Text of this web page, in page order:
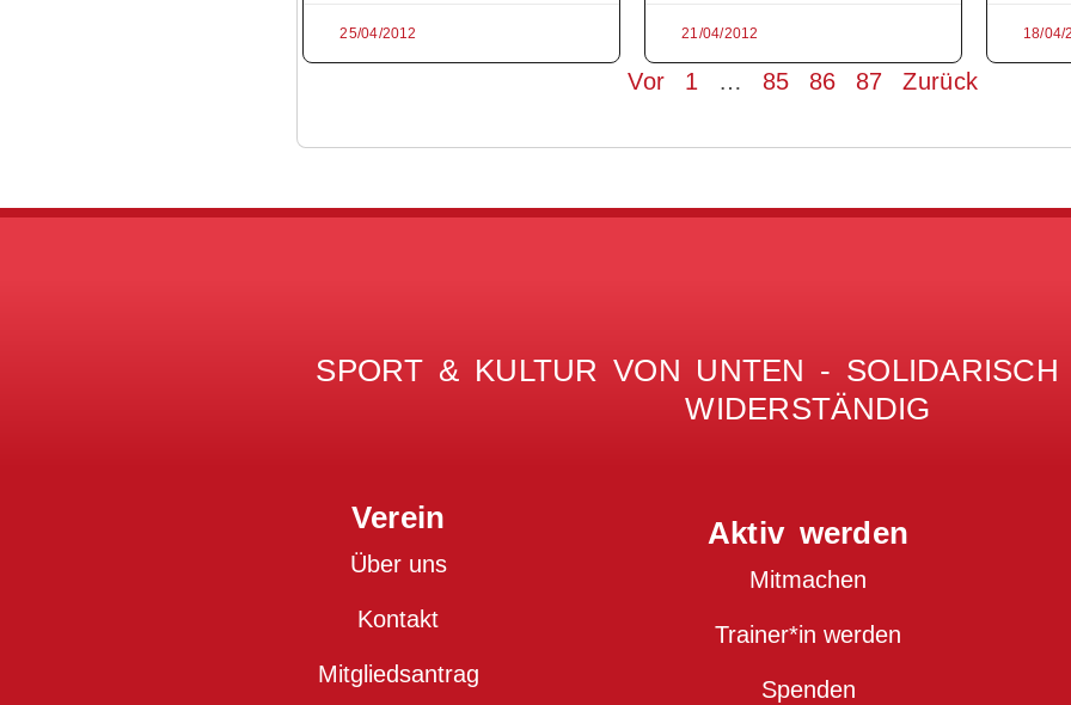
25/04/2012 21/04/2012 18/04/
Vor 1 … 85 86 87 Zurück
SPORT & KULTUR VON UNTEN -
WIDERSTÄNDIG
Verein
Über uns
Kontakt
Mitgliedsantrag
Aktiv werden
Mitmachen
Trainer*in werden
Spenden